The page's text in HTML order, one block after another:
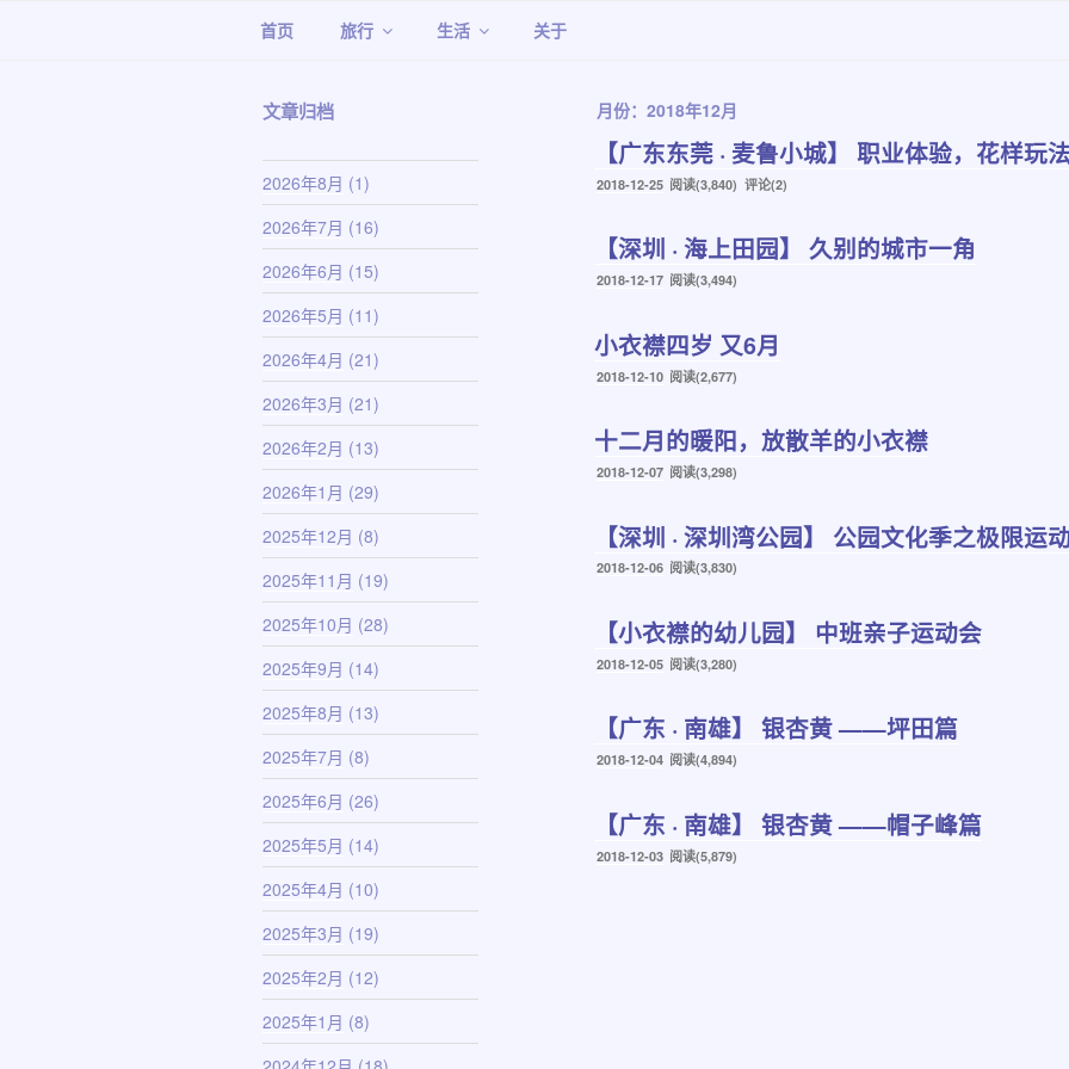
首页 旅行 生活 关于
月份：2018年12月
【广东东莞 · 麦鲁小城】 职业体验，花样玩
发
2018-12-25 阅读(3,840) 评论(2)
【深圳 · 海上田园】 久别的城市一角
发
2018-12-17 阅读(3,494)
小衣襟四岁 又6月
发
2018-12-10 阅读(2,677)
十二月的暖阳，放散羊的小衣襟
发
2018-12-07 阅读(3,298)
【深圳 · 深圳湾公园】 公园文化季之极限运
发
2018-12-06 阅读(3,830)
【小衣襟的幼儿园】 中班亲子运动会
发
2018-12-05 阅读(3,280)
【广东 · 南雄】 银杏黄 ——坪田篇
发
2018-12-04 阅读(4,894)
【广东 · 南雄】 银杏黄 ——帽子峰篇
发
2018-12-03 阅读(5,879)
文章归档
2026年8月 (1)
2026年7月 (16)
2026年6月 (15)
2026年5月 (11)
2026年4月 (21)
2026年3月 (21)
2026年2月 (13)
2026年1月 (29)
2025年12月 (8)
2025年11月 (19)
2025年10月 (28)
2025年9月 (14)
2025年8月 (13)
2025年7月 (8)
2025年6月 (26)
2025年5月 (14)
2025年4月 (10)
2025年3月 (19)
2025年2月 (12)
2025年1月 (8)